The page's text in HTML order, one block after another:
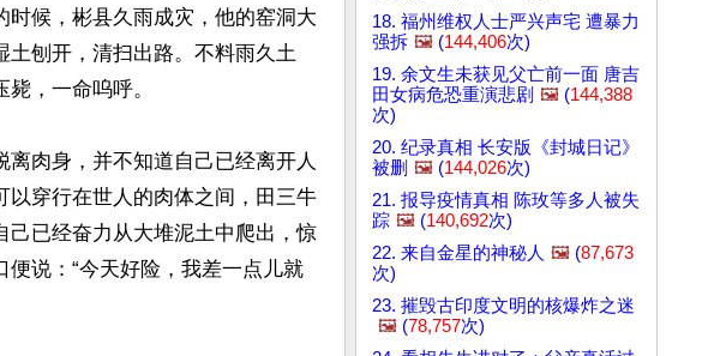
候，彬县久雨成灾，他的窑洞大
土刨开，清扫出路。不料雨久土
，一命呜呼。
肉身，并不知道自己已经离开人
穿行在世人的肉体之间，田三牛
已经奋力从大堆泥土中爬出，惊
说：“今天好险，我差一点儿就
18. 福州维权人士严兴声宅 遭暴力
强拆 🖼️ (144,406次)
19. 余文生未获见父亡前一面 唐吉
田女病危恐重演悲剧 🖼️ (144,388
次)
20. 纪录真相 长安版《封城日记》
被删 🖼️ (144,026次)
21. 报导疫情真相 陈玫等多人被失
踪 🖼️ (140,692次)
22. 来自金星的神秘人 🖼️ (87,673
次)
23. 摧毁古印度文明的核爆炸之迷
🖼️ (78,757次)